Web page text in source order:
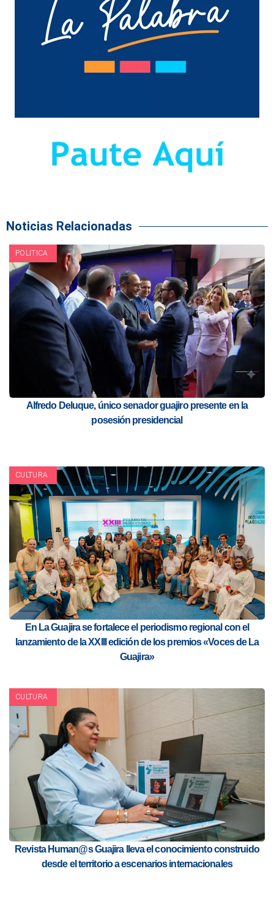
Noticias Relacionadas
POLITICA
Alfredo Deluque, único senador guajiro presente en la
posesión presidencial
CULTURA
En La Guajira se fortalece el periodismo regional con el
lanzamiento de la XXIII edición de los premios «Voces de La
Guajira»
CULTURA
Revista Human@s Guajira lleva el conocimiento construido
desde el territorio a escenarios internacionales